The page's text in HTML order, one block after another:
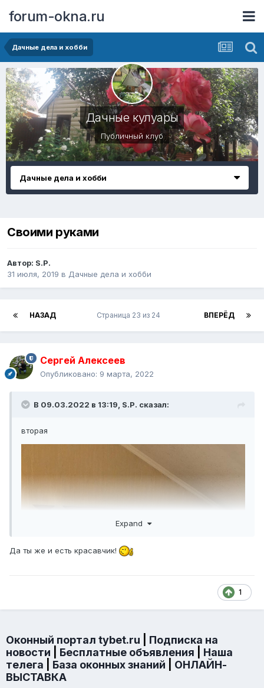
forum-okna.ru
Дачные дела и хобби
Дачные кулуары
Публичный клуб
Дачные дела и хобби
Своими руками
Автор: S.P.
31 июля, 2019 в Дачные дела и хобби
НАЗАД ВПЕРЁД
Страница 23 из 24
Сергей Алексеев
Опубликовано: 9 марта, 2022
В 09.03.2022 в 13:19, S.P. сказал:
вторая
Expand
Да ты же и есть красавчик!
1
Оконный портал tybet.ru
Подписка на
новости
Бесплатные объявления
Наша
телега
База оконных знаний
ОНЛАЙН-
ВЫСТАВКА